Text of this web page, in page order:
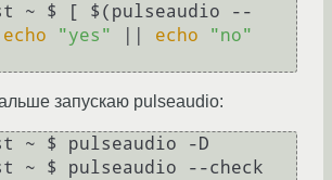
~ $ [ $(pulseaudio --
echo "yes" echo
"no"
запускаю pulseaudio:
~ $ pulseaudio -D
~ $ pulseaudio --check